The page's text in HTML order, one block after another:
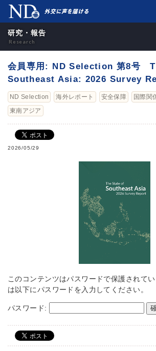
研究・報告
会員専用: ND Selection 第8号
Southeast Asia: 2026 Survey
ND Selection 海外レポート 安全保障 国際関
東南アジア
2026/05/29
このコンテンツはパスワードで保護されて
は以下にパスワードを入力してください。
パスワード: